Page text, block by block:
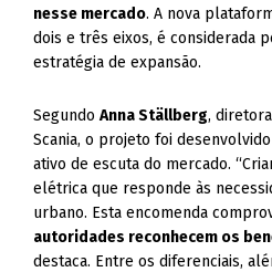
nesse mercado. A nova
dois e três eixos, é considerada
estratégia de expansão.
SegundoAnna Ställberg,
Scania, o projeto foi
ativo de escuta do mercado.
elétrica que responde às
urbano. Esta encomenda
autoridades reconhecem os
destaca. Entre os diferenciais,